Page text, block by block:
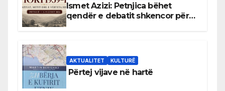
Ismet Azizi: Petnjica bëhet
qendër e debatit shkencor për
AKTUALITET KULTURË
Përtej vijave në hartë